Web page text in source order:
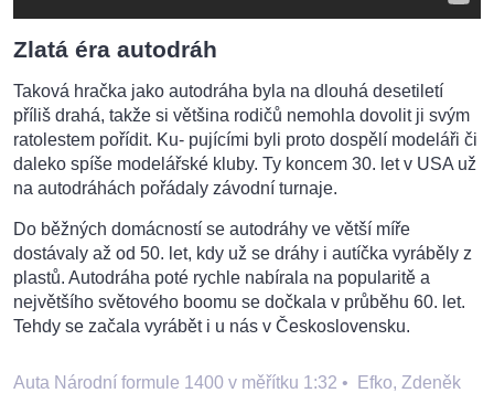
Zlatá éra autodráh
Taková hračka jako autodráha byla na dlouhá desetiletí
příliš drahá, takže si většina rodičů nemohla dovolit ji svým
ratolestem pořídit. Ku- pujícími byli proto dospělí modeláři či
daleko spíše modelářské kluby. Ty koncem 30. let v USA už
na autodráhách pořádaly závodní turnaje.
Do běžných domácností se autodráhy ve větší míře
dostávaly až od 50. let, kdy už se dráhy i autíčka vyráběly z
plastů. Autodráha poté rychle nabírala na popularitě a
největšího světového boomu se dočkala v průběhu 60. let.
Tehdy se začala vyrábět i u nás v Československu.
Auta Národní formule 1400 v měřítku 1:32 •
Efko, Zdeněk